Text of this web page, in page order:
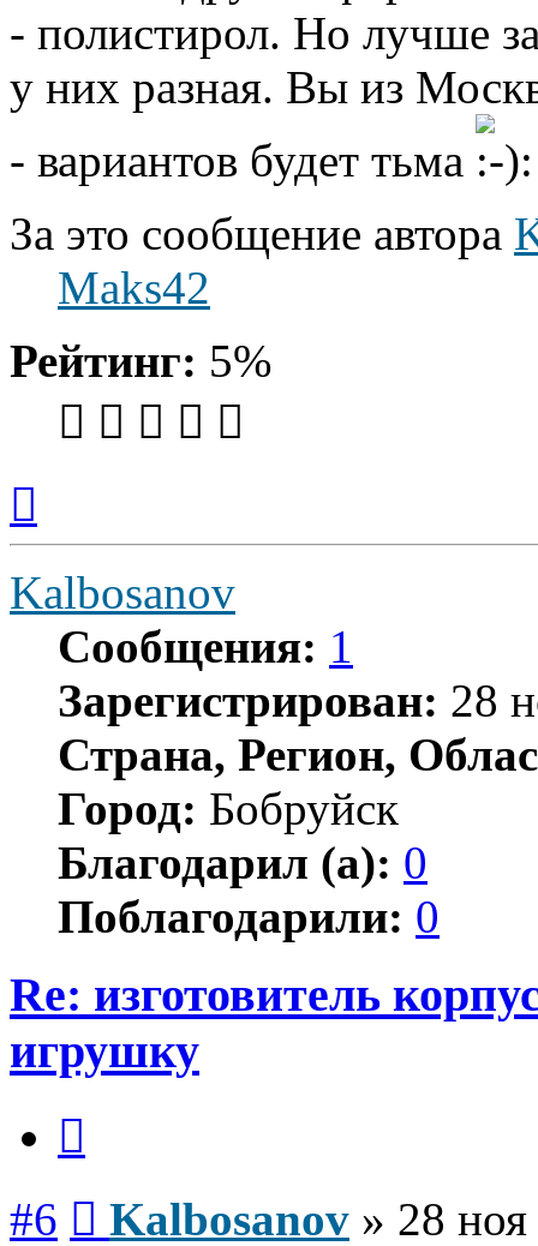
- полистирол. Но лучше
у них разная. Вы из
- вариантов будет тьма
За это сообщение автора
Maks42
Рейтинг: 5%
началу
Kalbosanov
Сообщения: 1
Зарегистрирован: 28
Страна, Регион,
Город: Бобруйск
Благодарил (а): 0
Поблагодарили: 0
Re: изготовитель
игрушку
#6 Kalbosanov » 28